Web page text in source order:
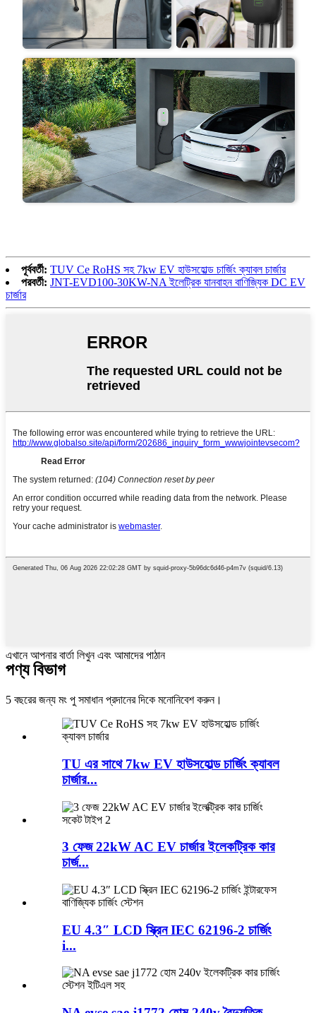
পূর্ববর্তী: TUV Ce RoHS সহ 7kw EV হাউসহোল্ড চার্জিং ক্যাবল চার্জার
পরবর্তী: JNT-EVD100-30KW-NA ইলেট্রিক যানবাহন বাণিজ্যিক DC EV
চার্জার
এখানে আপনার বার্তা লিখুন এবং আমাদের পাঠান
পণ্য বিভাগ
5 বছরের জন্য মং পু সমাধান প্রদানের দিকে মনোনিবেশ করুন।
TU এর সাথে 7kw EV হাউসহোল্ড চার্জিং ক্যাবল
চার্জার...
3 ফেজ 22kW AC EV চার্জার ইলেকট্রিক কার
চার্জ...
EU 4.3″ LCD স্ক্রিন IEC 62196-2 চার্জিং
i...